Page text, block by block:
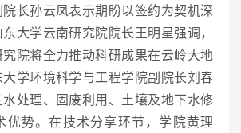
长孙云凤表示期盼以签约为契机深
大学云南研究院院长王明星强调，
院将全力推动科研成果在云岭大地
学环境科学与工程学院副院长刘春
处理、固废利用、土壤及地下水修
优势。在技术分享环节，学院黄理